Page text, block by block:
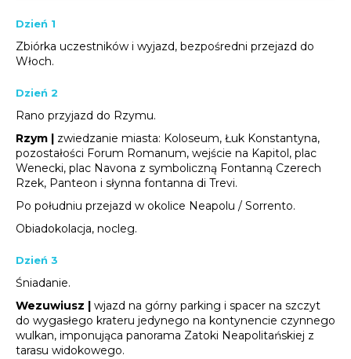
Dzień 1
Zbiórka uczestników i wyjazd, bezpośredni przejazd do
Włoch.
Dzień 2
Rano przyjazd do Rzymu.
Rzym | zwiedzanie miasta: Koloseum, Łuk Konstantyna,
pozostałości Forum Romanum, wejście na Kapitol, plac
Wenecki, plac Navona z symboliczną Fontanną Czerech
Rzek, Panteon i słynna fontanna di Trevi.
Po południu przejazd w okolice Neapolu / Sorrento.
Obiadokolacja, nocleg.
Dzień 3
Śniadanie.
Wezuwiusz | wjazd na górny parking i spacer na szczyt
do wygasłego krateru jedynego na kontynencie czynnego
wulkan, imponująca panorama Zatoki Neapolitańskiej z
tarasu widokowego.